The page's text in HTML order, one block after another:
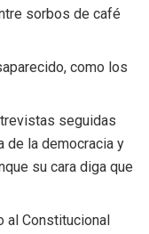
sorbos de café
como los
seguidas
de la democracia y
su cara diga que
al Constitucional